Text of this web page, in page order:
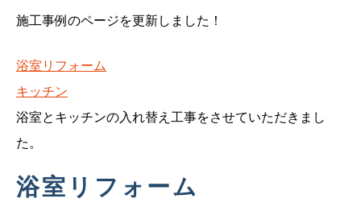
施工事例のページを更新しました！
浴室リフォーム
キッチン
浴室とキッチンの入れ替え工事をさせていただきまし
た。
浴室リフォーム